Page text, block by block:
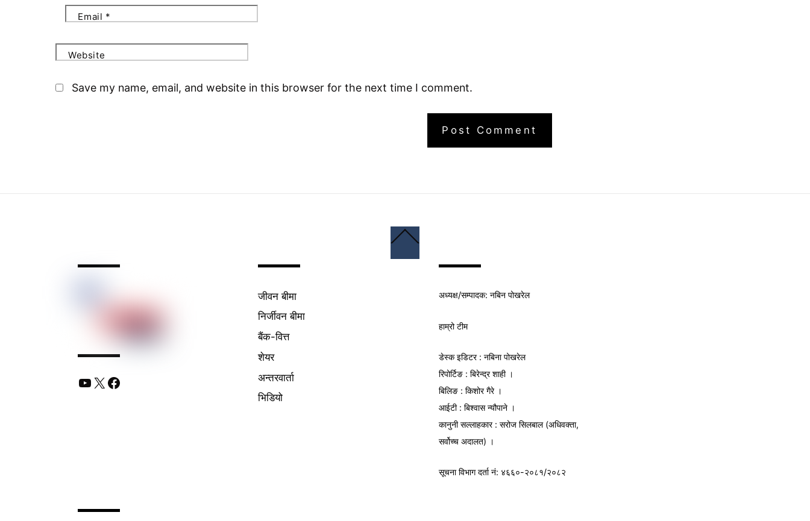
Email *
Website
Save my name, email, and website in this browser for the next time I comment.
To
YouTube
X Facebook
जीवन बीमा
निर्जीवन बीमा
बैंक-वित्त
शेयर
अन्तरवार्ता
भिडियो
अध्यक्ष/सम्पादक: नबिन पोखरेल
हाम्रो टीम
डेस्क इडिटर : नबिना पोखरेल
रिपोर्टिङ : बिरेन्द्र शाही ।
बिलिङ : किशोर गैरे ।
आईटी : बिश्वास न्यौपाने ।
कानुनी सल्लाहकार : सरोज सिलबाल (अधिवक्ता,
सर्वोच्च अदालत) ।
सूचना विभागदर्ता नं: ४६६०-२०८१/२०८२